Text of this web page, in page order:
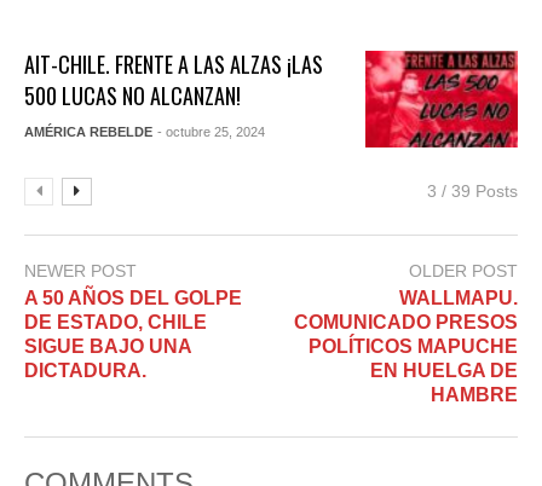
AIT-CHILE. FRENTE A LAS ALZAS ¡LAS
500 LUCAS NO ALCANZAN!
AMÉRICA REBELDE - octubre 25, 2024
3 / 39 Posts
NEWER POST
A 50 AÑOS DEL GOLPE
DE ESTADO, CHILE
SIGUE BAJO UNA
DICTADURA.
OLDER POST
WALLMAPU.
COMUNICADO PRESOS
POLÍTICOS MAPUCHE
EN HUELGA DE
HAMBRE